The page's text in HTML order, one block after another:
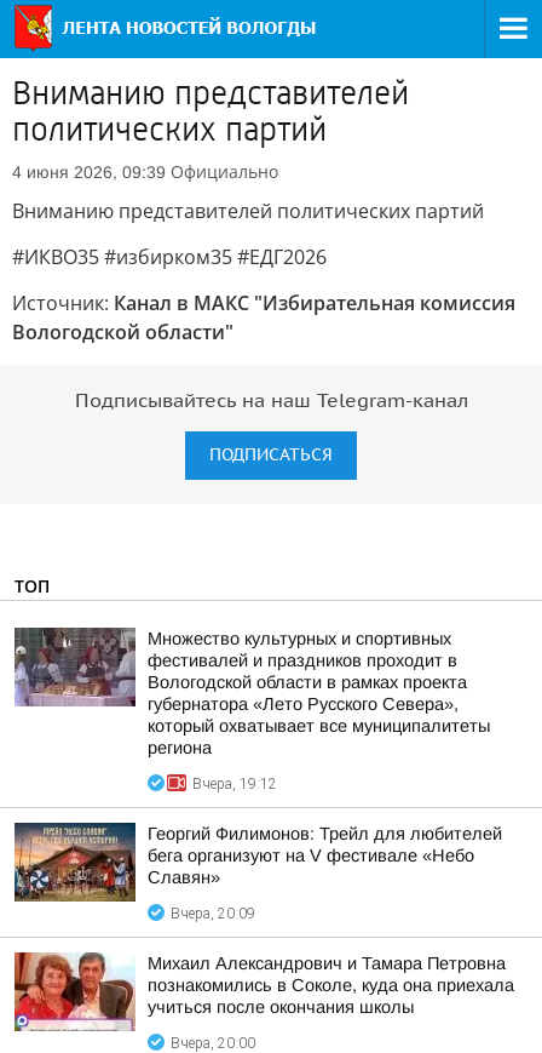
Вниманию представителей
политических партий
4 июня 2026, 09:39 Официально
Вниманию представителей политических партий
#ИКВО35 #избирком35 #ЕДГ2026
Источник: Канал в МАКС "Избирательная комиссия
Вологодской области"
Подписывайтесь на наш Telegram-канал
ПОДПИСАТЬСЯ
ТОП
Множество культурных и спортивных
фестивалей и праздников проходит в
Вологодской области в рамках проекта
губернатора «Лето Русского Севера»,
который охватывает все муниципалитеты
региона
Вчера, 19:12
Георгий Филимонов: Трейл для любителей
бега организуют на V фестивале «Небо
Славян»
Вчера, 20:09
Михаил Александрович и Тамара Петровна
познакомились в Соколе, куда она приехала
учиться после окончания школы
Вчера, 20:00